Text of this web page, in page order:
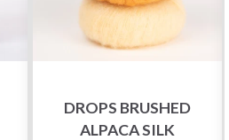
DROPS BRUSHED
ALPACA SILK